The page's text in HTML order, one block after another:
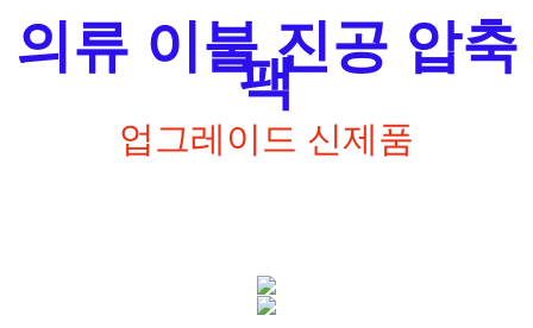
의류 이불 진공 압축
팩
업그레이드 신제품